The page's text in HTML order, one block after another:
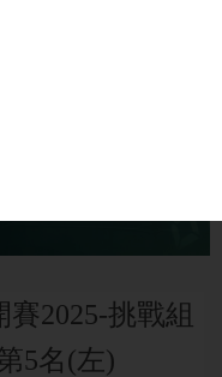
2025-挑戰組
5名(左)